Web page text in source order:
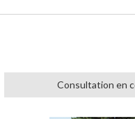
Consultation en